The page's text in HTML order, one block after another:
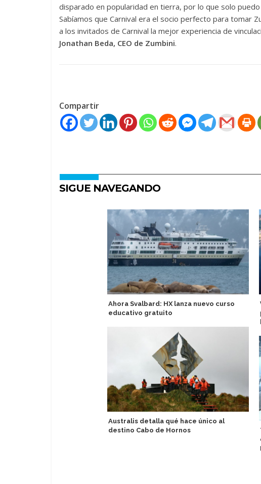
disparado en popularidad en tierra, por lo que solo
Sabíamos que Carnival era el socio perfecto para tomar
a los invitados de Carnival la mejor experiencia de
Jonathan Beda, CEO de Zumbini.
Compartir
SIGUE NAVEGANDO
Ahora Svalbard: HX lanza nuevo curso
educativo gratuito
Australis detalla qué hace único al
destino Cabo de Hornos